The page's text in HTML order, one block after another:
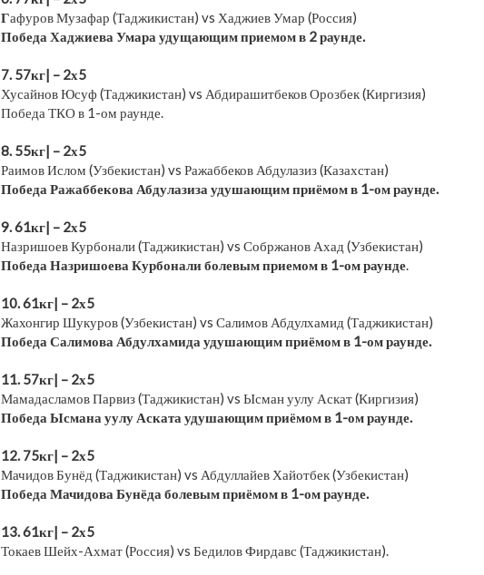
Гафуров Музафар (Таджикистан) vs Хаджиев Умар (Россия)
Победа Хаджиева Умара удущающим приемом в 2 раунде.
7. 57кг| – 2х5
Хусайнов Юсуф (Таджикистан) vs Абдирашитбеков Орозбек (Киргизия)
Победа ТКО в 1-ом раунде.
8. 55кг| – 2х5
Раимов Ислом (Узбекистан) vs Ражаббеков Абдулазиз (Казахстан)
Победа Ражаббекова Абдулазиза удушающим приёмом в 1-ом раунде.
9. 61кг| – 2х5
Назришоев Курбонали (Таджикистан) vs Собржанов Ахад (Узбекистан)
Победа Назришоева Курбонали болевым приемом в 1-ом раунде.
10. 61кг| – 2х5
Жахонгир Шукуров (Узбекистан) vs Салимов Абдулхамид (Таджикистан)
Победа Салимова Абдулхамида удушающим приёмом в 1-ом раунде.
11. 57кг| – 2х5
Мамадасламов Парвиз (Таджикистан) vs Ысман уулу Аскат (Киргизия)
Победа Ысмана уулу Аската удушающим приёмом в 1-ом раунде.
12. 75кг| – 2х5
Мачидов Бунёд (Таджикистан) vs Абдуллайев Хайотбек (Узбекистан)
Победа Мачидова Бунёда болевым приёмом в 1-ом раунде.
13. 61кг| – 2х5
Токаев Шейх-Ахмат (Россия) vs Бедилов Фирдавс (Таджикистан).